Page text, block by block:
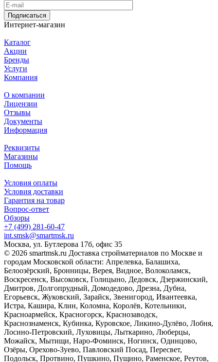
Подписаться
Интернет-магазин
Каталог
Акции
Бренды
Услуги
Компания
О компании
Лицензии
Отзывы
Документы
Информация
Реквизиты
Магазины
Помощь
Условия оплаты
Условия доставки
Гарантия на товар
Вопрос-ответ
Обзоры
+7 (499) 281-60-47
int.smsk@smartmsk.ru
Москва, ул. Бутлерова 17б, офис 35
© 2026 smartmsk.ru Доставка стройматериалов по Москве и
городам Московской области: Апрелевка, Балашиха,
Белоозёрский, Бронницы, Верея, Видное, Волоколамск,
Воскресенск, Высоковск, Голицыно, Дедовск, Дзержинский,
Дмитров, Долгопрудный, Домодедово, Дрезна, Дубна,
Егорьевск, Жуковский, Зарайск, Звенигород, Ивантеевка,
Истра, Кашира, Клин, Коломна, Королёв, Котельники,
Красноармейск, Красногорск, Краснозаводск,
Краснознаменск, Кубинка, Куровское, Ликино-Дулёво, Лобня,
Лосино-Петровский, Луховицы, Лыткарино, Люберцы,
Можайск, Мытищи, Наро-Фоминск, Ногинск, Одинцово,
Озёры, Орехово-Зуево, Павловский Посад, Пересвет,
Подольск, Протвино, Пушкино, Пущино, Раменское, Реутов,